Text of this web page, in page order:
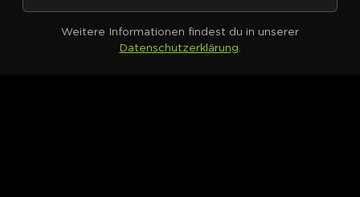
Kein Produkt definiert
Weitere Informationen findest du in unserer
Datenschutzerklärung